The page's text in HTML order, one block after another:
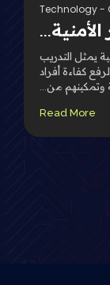
-
Technology
يمثل التدريب
كفاءة أفراد
وتمكينهم من...
Read More